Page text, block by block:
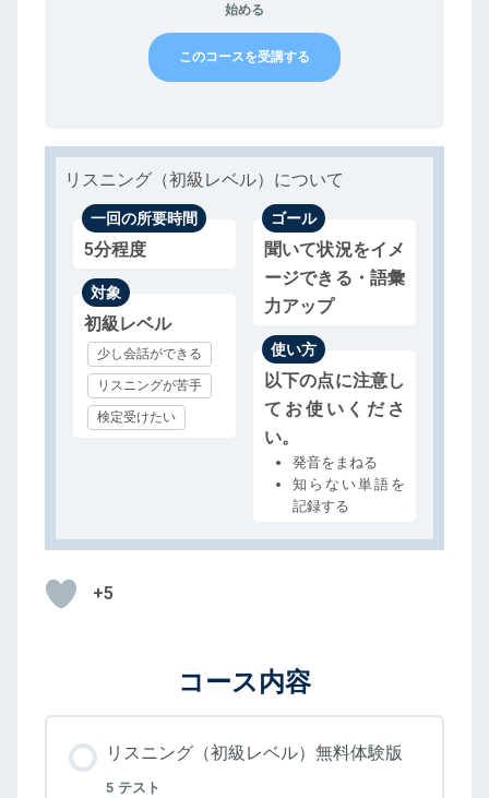
始める
このコースを受講する
リスニング（初級レベル）について
一回の所要時間
5分程度
対象
初級レベル
少し会話ができる
リスニングが苦手
検定受けたい
ゴール
聞いて状況をイメ
ージできる・語彙
力アップ
使い方
以下の点に注意し
てお使いくださ
い。
発音をまねる
知らない単語を
記録する
+5
コース内容
リスニング（初級レベル）無料体験版
5 テスト